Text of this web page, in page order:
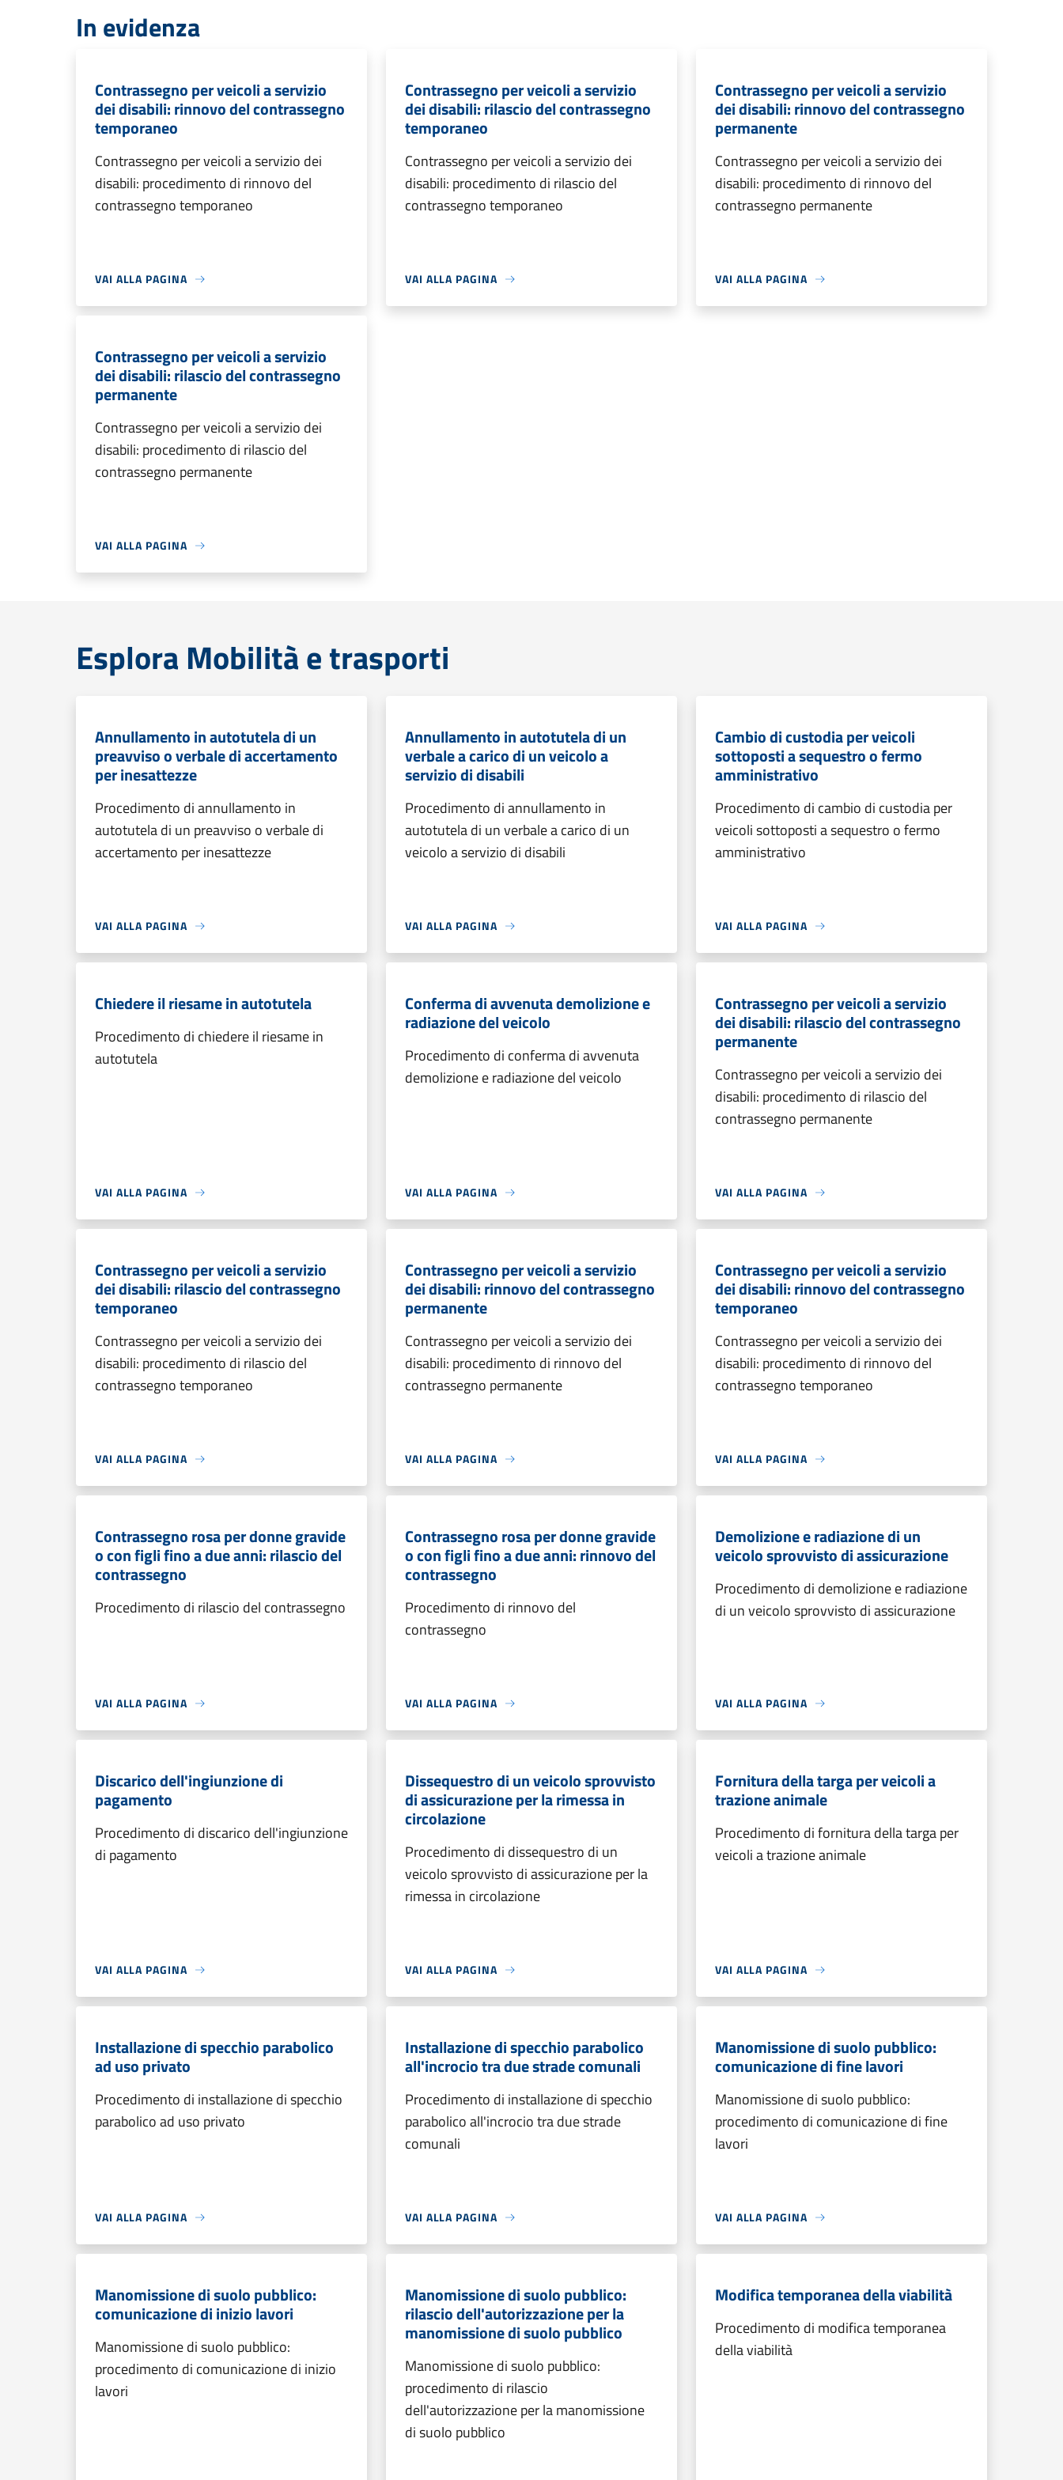
In evidenza
Contrassegno per veicoli a servizio
dei disabili: rinnovo del contrassegno
temporaneo
Contrassegno per veicoli a servizio dei
disabili: procedimento di rinnovo del
contrassegno temporaneo
VAI ALLA PAGINA
Contrassegno per veicoli a servizio
dei disabili: rilascio del contrassegno
temporaneo
Contrassegno per veicoli a servizio dei
disabili: procedimento di rilascio del
contrassegno temporaneo
VAI ALLA PAGINA
Contrassegno per veicoli a servizio
dei disabili: rinnovo del contrassegno
permanente
Contrassegno per veicoli a servizio dei
disabili: procedimento di rinnovo del
contrassegno permanente
VAI ALLA PAGINA
Contrassegno per veicoli a servizio
dei disabili: rilascio del contrassegno
permanente
Contrassegno per veicoli a servizio dei
disabili: procedimento di rilascio del
contrassegno permanente
VAI ALLA PAGINA
Esplora Mobilità e trasporti
Annullamento in autotutela di un
preavviso o verbale di accertamento
per inesattezze
Procedimento di annullamento in
autotutela di un preavviso o verbale di
accertamento per inesattezze
VAI ALLA PAGINA
Annullamento in autotutela di un
verbale a carico di un veicolo a
servizio di disabili
Procedimento di annullamento in
autotutela di un verbale a carico di un
veicolo a servizio di disabili
VAI ALLA PAGINA
Cambio di custodia per veicoli
sottoposti a sequestro o fermo
amministrativo
Procedimento di cambio di custodia per
veicoli sottoposti a sequestro o fermo
amministrativo
VAI ALLA PAGINA
Chiedere il riesame in autotutela
Procedimento di chiedere il riesame in
autotutela
VAI ALLA PAGINA
Conferma di avvenuta demolizione e
radiazione del veicolo
Procedimento di conferma di avvenuta
demolizione e radiazione del veicolo
VAI ALLA PAGINA
Contrassegno per veicoli a servizio
dei disabili: rilascio del contrassegno
permanente
Contrassegno per veicoli a servizio dei
disabili: procedimento di rilascio del
contrassegno permanente
VAI ALLA PAGINA
Contrassegno per veicoli a servizio
dei disabili: rilascio del contrassegno
temporaneo
Contrassegno per veicoli a servizio dei
disabili: procedimento di rilascio del
contrassegno temporaneo
VAI ALLA PAGINA
Contrassegno per veicoli a servizio
dei disabili: rinnovo del contrassegno
permanente
Contrassegno per veicoli a servizio dei
disabili: procedimento di rinnovo del
contrassegno permanente
VAI ALLA PAGINA
Contrassegno per veicoli a servizio
dei disabili: rinnovo del contrassegno
temporaneo
Contrassegno per veicoli a servizio dei
disabili: procedimento di rinnovo del
contrassegno temporaneo
VAI ALLA PAGINA
Contrassegno rosa per donne gravide
o con figli fino a due anni: rilascio del
contrassegno
Procedimento di rilascio del contrassegno
VAI ALLA PAGINA
Contrassegno rosa per donne gravide
o con figli fino a due anni: rinnovo del
contrassegno
Procedimento di rinnovo del
contrassegno
VAI ALLA PAGINA
Demolizione e radiazione di un
veicolo sprovvisto di assicurazione
Procedimento di demolizione e radiazione
di un veicolo sprovvisto di assicurazione
VAI ALLA PAGINA
Discarico dell'ingiunzione di
pagamento
Procedimento di discarico dell'ingiunzione
di pagamento
VAI ALLA PAGINA
Dissequestro di un veicolo sprovvisto
di assicurazione per la rimessa in
circolazione
Procedimento di dissequestro di un
veicolo sprovvisto di assicurazione per la
rimessa in circolazione
VAI ALLA PAGINA
Fornitura della targa per veicoli a
trazione animale
Procedimento di fornitura della targa per
veicoli a trazione animale
VAI ALLA PAGINA
Installazione di specchio parabolico
ad uso privato
Procedimento di installazione di specchio
parabolico ad uso privato
VAI ALLA PAGINA
Installazione di specchio parabolico
all'incrocio tra due strade comunali
Procedimento di installazione di specchio
parabolico all'incrocio tra due strade
comunali
VAI ALLA PAGINA
Manomissione di suolo pubblico:
comunicazione di fine lavori
Manomissione di suolo pubblico:
procedimento di comunicazione di fine
lavori
VAI ALLA PAGINA
Manomissione di suolo pubblico:
comunicazione di inizio lavori
Manomissione di suolo pubblico:
procedimento di comunicazione di inizio
lavori
Manomissione di suolo pubblico:
rilascio dell'autorizzazione per la
manomissione di suolo pubblico
Manomissione di suolo pubblico:
procedimento di rilascio
dell'autorizzazione per la manomissione
di suolo pubblico
Modifica temporanea della viabilità
Procedimento di modifica temporanea
della viabilità